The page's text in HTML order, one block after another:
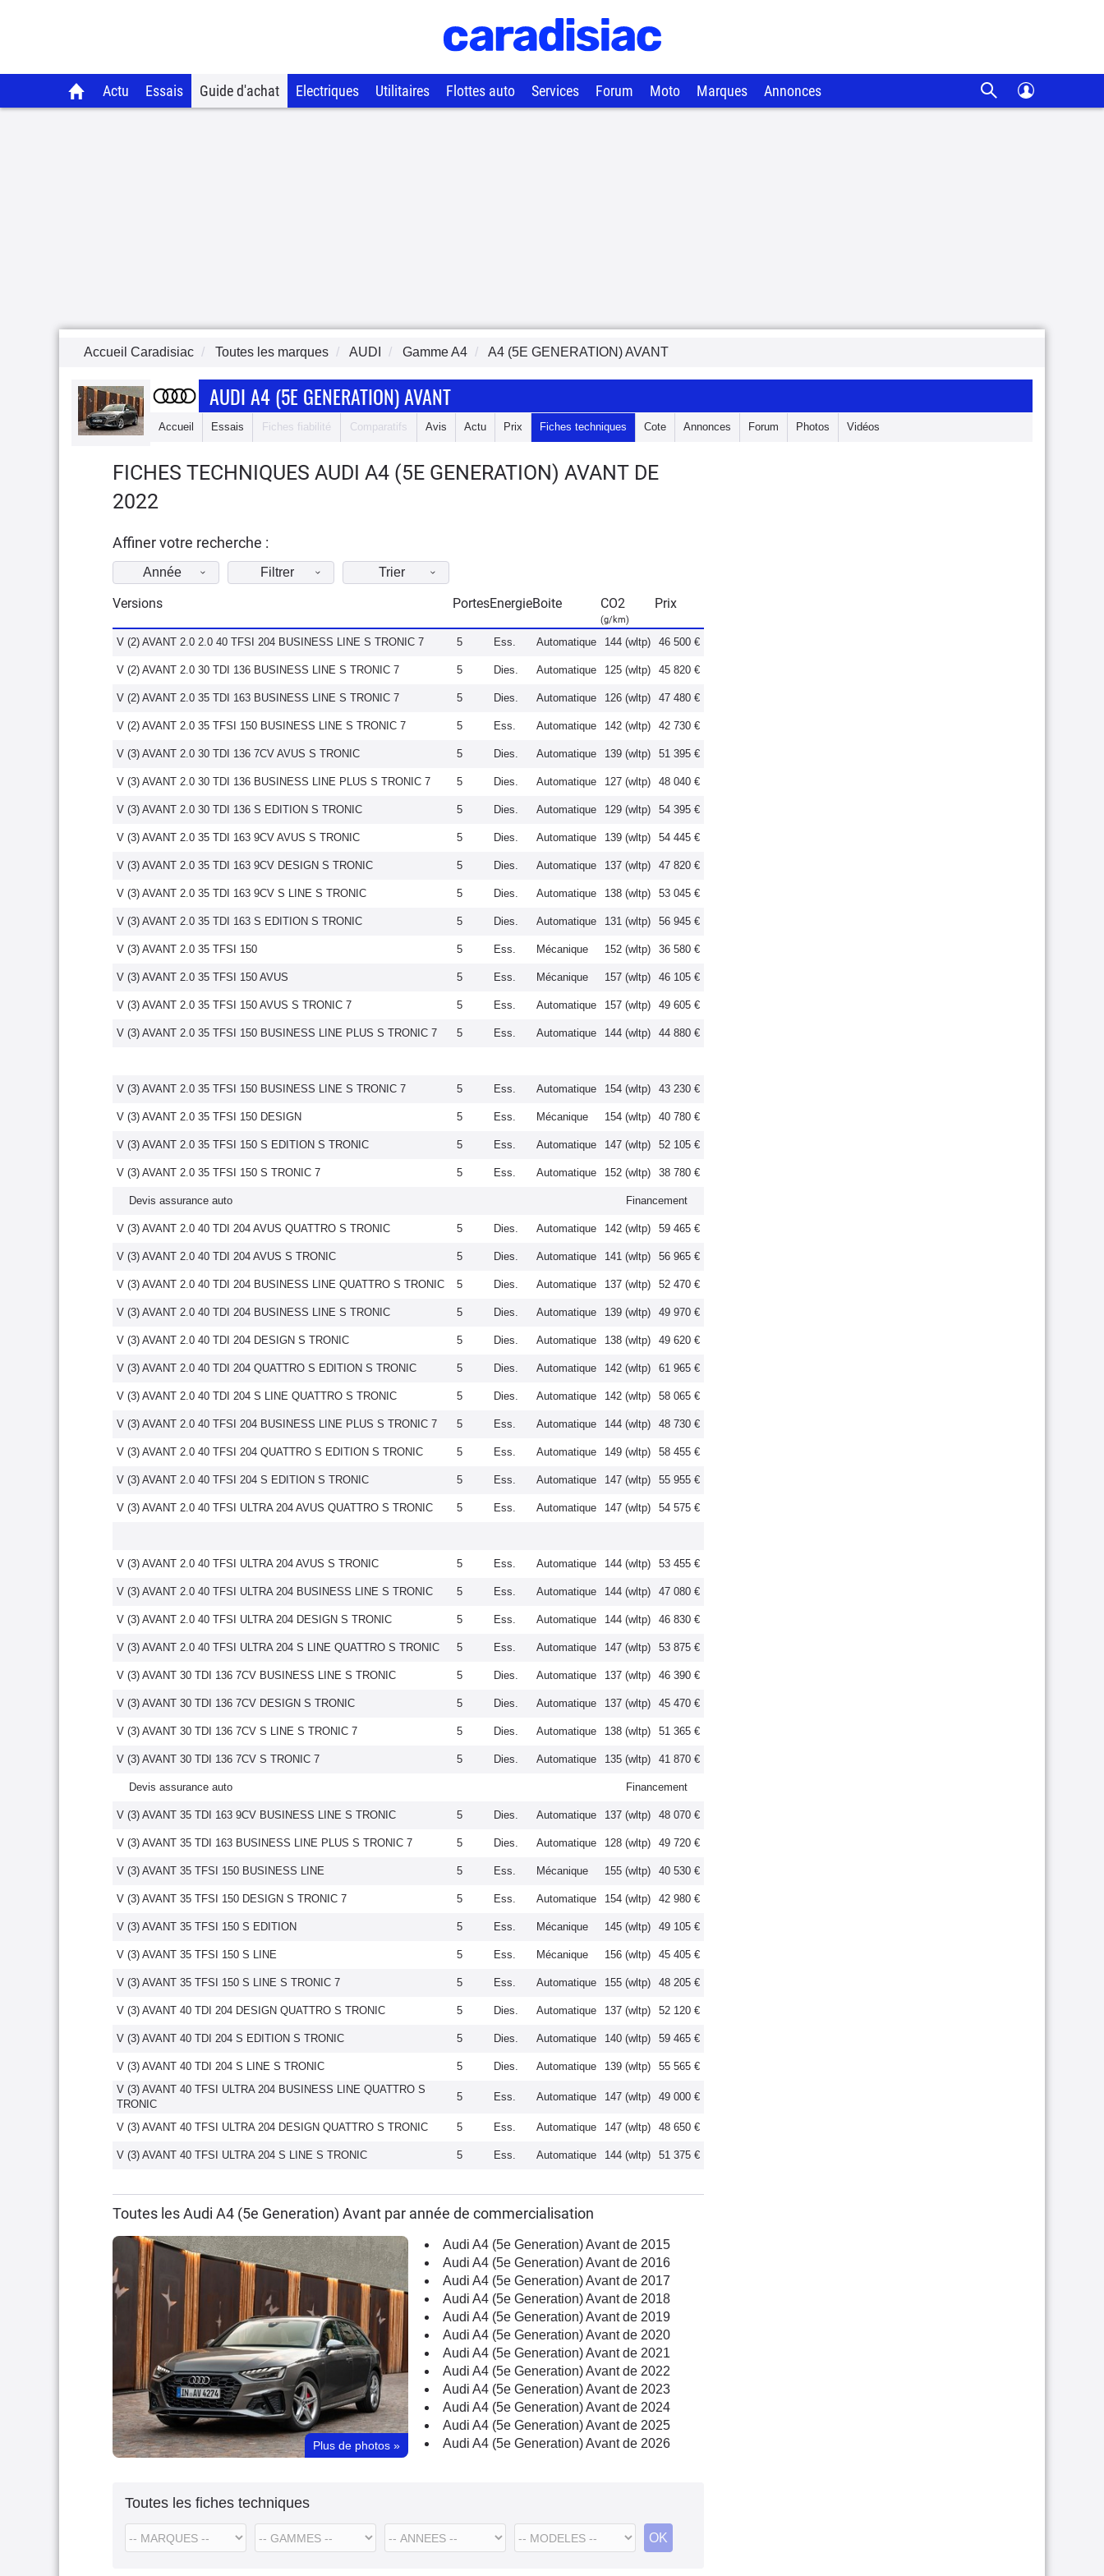
Actu Essais Guide d'achat Electriques Utilitaires Flottes auto Services Forum Moto Marques Annonces
Accueil Caradisiac Toutes les marques AUDI GammeA4 A4 (5E GENERATION) AVANT
AUDI A4 (5E GENERATION) AVANT
Accueil Essais Fiches fiabilité Comparatifs Avis Actu Prix Fiches techniques Cote Annonces Forum Photos Vidéos
FICHES TECHNIQUES AUDI A4 (5E GENERATION) AVANT DE
2022
Affiner votre recherche :
Année Filtrer Trier
Versions PortesEnergieBoite CO2
(g/km)
Prix
V (2) AVANT 2.0 2.0 40 TFSI 204 BUSINESS LINE S TRONIC 7 5 Ess. Automatique 144 (wltp) 46 500 €
V (2) AVANT 2.0 30 TDI 136 BUSINESS LINE S TRONIC 7 5 Dies. Automatique 125 (wltp) 45 820 €
V (2) AVANT 2.0 35 TDI 163 BUSINESS LINE S TRONIC 7 5 Dies. Automatique 126 (wltp) 47 480 €
V (2) AVANT 2.0 35 TFSI 150 BUSINESS LINE S TRONIC 7 5 Ess. Automatique 142 (wltp) 42 730 €
V (3) AVANT 2.0 30 TDI 136 7CV AVUS S TRONIC 5 Dies. Automatique 139 (wltp) 51 395 €
V (3) AVANT 2.0 30 TDI 136 BUSINESS LINE PLUS S TRONIC 7 5 Dies. Automatique 127 (wltp) 48 040 €
V (3) AVANT 2.0 30 TDI 136 S EDITION S TRONIC 5 Dies. Automatique 129 (wltp) 54 395 €
V (3) AVANT 2.0 35 TDI 163 9CV AVUS S TRONIC 5 Dies. Automatique 139 (wltp) 54 445 €
V (3) AVANT 2.0 35 TDI 163 9CV DESIGN S TRONIC 5 Dies. Automatique 137 (wltp) 47 820 €
V (3) AVANT 2.0 35 TDI 163 9CV S LINE S TRONIC 5 Dies. Automatique 138 (wltp) 53 045 €
V (3) AVANT 2.0 35 TDI 163 S EDITION S TRONIC 5 Dies. Automatique 131 (wltp) 56 945 €
V (3) AVANT 2.0 35 TFSI 150 5 Ess. Mécanique 152 (wltp) 36 580 €
V (3) AVANT 2.0 35 TFSI 150 AVUS 5 Ess. Mécanique 157 (wltp) 46 105 €
V (3) AVANT 2.0 35 TFSI 150 AVUS S TRONIC 7 5 Ess. Automatique 157 (wltp) 49 605 €
V (3) AVANT 2.0 35 TFSI 150 BUSINESS LINE PLUS S TRONIC 7 5 Ess. Automatique 144 (wltp) 44 880 €
V (3) AVANT 2.0 35 TFSI 150 BUSINESS LINE S TRONIC 7 5 Ess. Automatique 154 (wltp) 43 230 €
V (3) AVANT 2.0 35 TFSI 150 DESIGN 5 Ess. Mécanique 154 (wltp) 40 780 €
V (3) AVANT 2.0 35 TFSI 150 S EDITION S TRONIC 5 Ess. Automatique 147 (wltp) 52 105 €
V (3) AVANT 2.0 35 TFSI 150 S TRONIC 7 5 Ess. Automatique 152 (wltp) 38 780 €
Devis assurance auto Financement
V (3) AVANT 2.0 40 TDI 204 AVUS QUATTRO S TRONIC 5 Dies. Automatique 142 (wltp) 59 465 €
V (3) AVANT 2.0 40 TDI 204 AVUS S TRONIC 5 Dies. Automatique 141 (wltp) 56 965 €
V (3) AVANT 2.0 40 TDI 204 BUSINESS LINE QUATTRO S TRONIC 5 Dies. Automatique 137 (wltp) 52 470 €
V (3) AVANT 2.0 40 TDI 204 BUSINESS LINE S TRONIC 5 Dies. Automatique 139 (wltp) 49 970 €
V (3) AVANT 2.0 40 TDI 204 DESIGN S TRONIC 5 Dies. Automatique 138 (wltp) 49 620 €
V (3) AVANT 2.0 40 TDI 204 QUATTRO S EDITION S TRONIC 5 Dies. Automatique 142 (wltp) 61 965 €
V (3) AVANT 2.0 40 TDI 204 S LINE QUATTRO S TRONIC 5 Dies. Automatique 142 (wltp) 58 065 €
V (3) AVANT 2.0 40 TFSI 204 BUSINESS LINE PLUS S TRONIC 7 5 Ess. Automatique 144 (wltp) 48 730 €
V (3) AVANT 2.0 40 TFSI 204 QUATTRO S EDITION S TRONIC 5 Ess. Automatique 149 (wltp) 58 455 €
V (3) AVANT 2.0 40 TFSI 204 S EDITION S TRONIC 5 Ess. Automatique 147 (wltp) 55 955 €
V (3) AVANT 2.0 40 TFSI ULTRA 204 AVUS QUATTRO S TRONIC 5 Ess. Automatique 147 (wltp) 54 575 €
V (3) AVANT 2.0 40 TFSI ULTRA 204 AVUS S TRONIC 5 Ess. Automatique 144 (wltp) 53 455 €
V (3) AVANT 2.0 40 TFSI ULTRA 204 BUSINESS LINE S TRONIC 5 Ess. Automatique 144 (wltp) 47 080 €
V (3) AVANT 2.0 40 TFSI ULTRA 204 DESIGN S TRONIC 5 Ess. Automatique 144 (wltp) 46 830 €
V (3) AVANT 2.0 40 TFSI ULTRA 204 S LINE QUATTRO S TRONIC 5 Ess. Automatique 147 (wltp) 53 875 €
V (3) AVANT 30 TDI 136 7CV BUSINESS LINE S TRONIC 5 Dies. Automatique 137 (wltp) 46 390 €
V (3) AVANT 30 TDI 136 7CV DESIGN S TRONIC 5 Dies. Automatique 137 (wltp) 45 470 €
V (3) AVANT 30 TDI 136 7CV S LINE S TRONIC 7 5 Dies. Automatique 138 (wltp) 51 365 €
V (3) AVANT 30 TDI 136 7CV S TRONIC 7 5 Dies. Automatique 135 (wltp) 41 870 €
Devis assurance auto Financement
V (3) AVANT 35 TDI 163 9CV BUSINESS LINE S TRONIC 5 Dies. Automatique 137 (wltp) 48 070 €
V (3) AVANT 35 TDI 163 BUSINESS LINE PLUS S TRONIC 7 5 Dies. Automatique 128 (wltp) 49 720 €
V (3) AVANT 35 TFSI 150 BUSINESS LINE 5 Ess. Mécanique 155 (wltp) 40 530 €
V (3) AVANT 35 TFSI 150 DESIGN S TRONIC 7 5 Ess. Automatique 154 (wltp) 42 980 €
V (3) AVANT 35 TFSI 150 S EDITION 5 Ess. Mécanique 145 (wltp) 49 105 €
V (3) AVANT 35 TFSI 150 S LINE 5 Ess. Mécanique 156 (wltp) 45 405 €
V (3) AVANT 35 TFSI 150 S LINE S TRONIC 7 5 Ess. Automatique 155 (wltp) 48 205 €
V (3) AVANT 40 TDI 204 DESIGN QUATTRO S TRONIC 5 Dies. Automatique 137 (wltp) 52 120 €
V (3) AVANT 40 TDI 204 S EDITION S TRONIC 5 Dies. Automatique 140 (wltp) 59 465 €
V (3) AVANT 40 TDI 204 S LINE S TRONIC 5 Dies. Automatique 139 (wltp)
55 565 €
V (3) AVANT 40 TFSI ULTRA 204 BUSINESS LINE QUATTRO S
TRONIC
5 Ess. Automatique 147 (wltp) 49 000 €
V (3) AVANT 40 TFSI ULTRA 204 DESIGN QUATTRO S TRONIC 5 Ess. Automatique 147 (wltp) 48 650 €
V (3) AVANT 40 TFSI ULTRA 204 S LINE S TRONIC 5 Ess. Automatique 144 (wltp) 51 375 €
Toutes les Audi A4 (5e Generation) Avant par année de commercialisation
Plus de photos »
Audi A4 (5e Generation) Avant de 2015
Audi A4 (5e Generation) Avant de 2016
Audi A4 (5e Generation) Avant de 2017
Audi A4 (5e Generation) Avant de 2018
Audi A4 (5e Generation) Avant de 2019
Audi A4 (5e Generation) Avant de 2020
Audi A4 (5e Generation) Avant de 2021
Audi A4 (5e Generation) Avant de 2022
Audi A4 (5e Generation) Avant de 2023
Audi A4 (5e Generation) Avant de 2024
Audi A4 (5e Generation) Avant de 2025
Audi A4 (5e Generation) Avant de 2026
Toutes les fiches techniques